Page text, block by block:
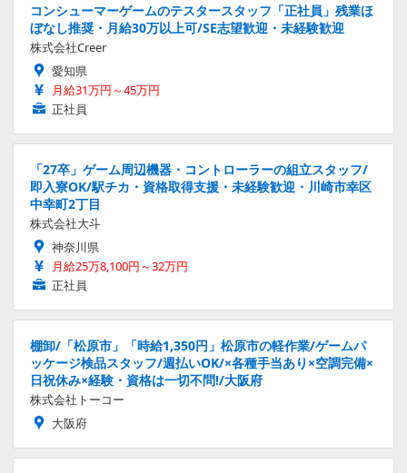
コンシューマーゲームのテスタースタッフ「正社員」残業ほ
ぼなし推奨・月給30万以上可/SE志望歓迎・未経験歓迎
株式会社Creer
愛知県
月給31万円～45万円
正社員
「27卒」ゲーム周辺機器・コントローラーの組立スタッフ/
即入寮OK/駅チカ・資格取得支援・未経験歓迎・川崎市幸区
中幸町2丁目
株式会社大斗
神奈川県
月給25万8,100円～32万円
正社員
棚卸/「松原市」「時給1,350円」松原市の軽作業/ゲームパ
ッケージ検品スタッフ/週払いOK/×各種手当あり×空調完備×
日祝休み×経験・資格は一切不問!/大阪府
株式会社トーコー
大阪府